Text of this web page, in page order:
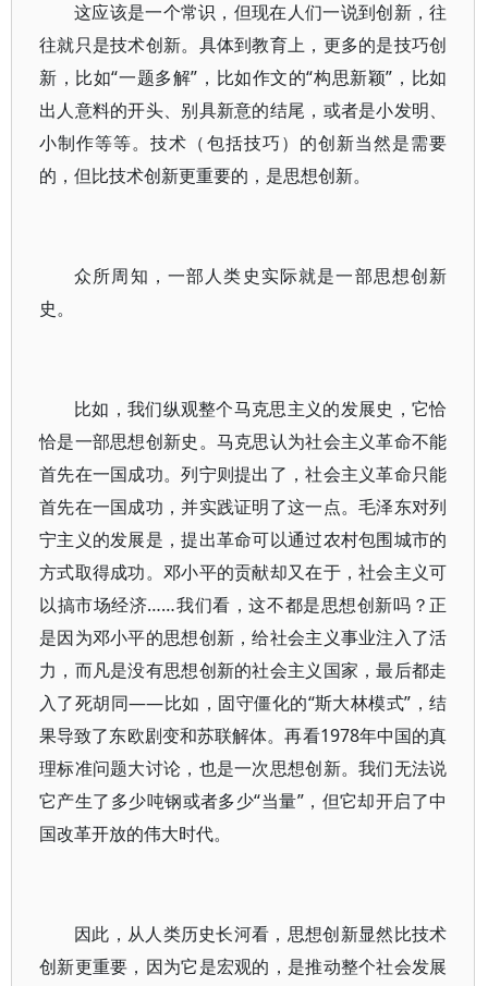
这应该是一个常识，但现在人们一说到创新，往
往就只是技术创新。具体到教育上，更多的是技巧创
新，比如“一题多解”，比如作文的“构思新颖”，比如
出人意料的开头、别具新意的结尾，或者是小发明、
小制作等等。技术（包括技巧）的创新当然是需要
的，但比技术创新更重要的，是思想创新。
众所周知，一部人类史实际就是一部思想创新
史。
比如，我们纵观整个马克思主义的发展史，它恰
恰是一部思想创新史。马克思认为社会主义革命不能
首先在一国成功。列宁则提出了，社会主义革命只能
首先在一国成功，并实践证明了这一点。毛泽东对列
宁主义的发展是，提出革命可以通过农村包围城市的
方式取得成功。邓小平的贡献却又在于，社会主义可
以搞市场经济……我们看，这不都是思想创新吗？正
是因为邓小平的思想创新，给社会主义事业注入了活
力，而凡是没有思想创新的社会主义国家，最后都走
入了死胡同——比如，固守僵化的“斯大林模式”，结
果导致了东欧剧变和苏联解体。再看1978年中国的真
理标准问题大讨论，也是一次思想创新。我们无法说
它产生了多少吨钢或者多少“当量”，但它却开启了中
国改革开放的伟大时代。
因此，从人类历史长河看，思想创新显然比技术
创新更重要，因为它是宏观的，是推动整个社会发展